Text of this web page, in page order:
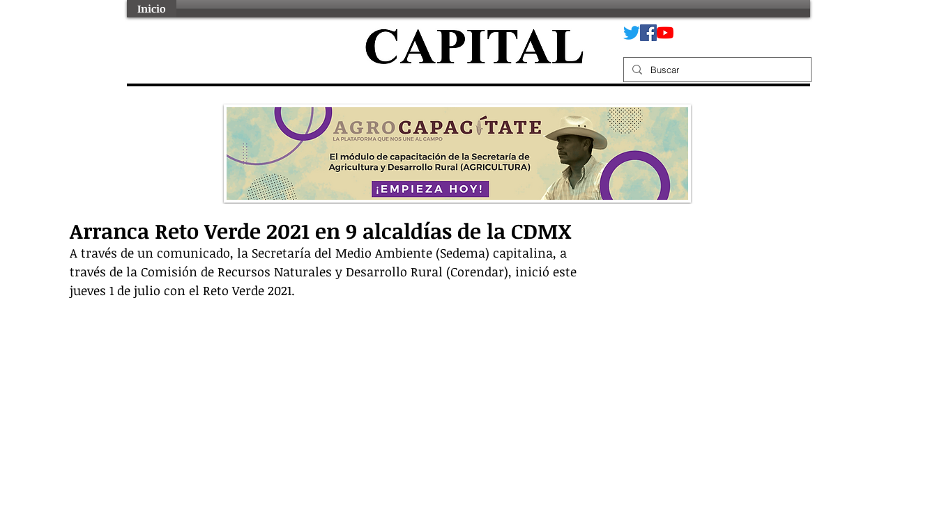
Inicio
Arranca Reto Verde 2021 en 9 alcaldías de la CDMX
A través de un comunicado, la Secretaría del Medio Ambiente (Sedema) capitalina, a
través de la Comisión de Recursos Naturales y Desarrollo Rural (Corendar), inició este
jueves 1 de julio con el Reto Verde 2021.